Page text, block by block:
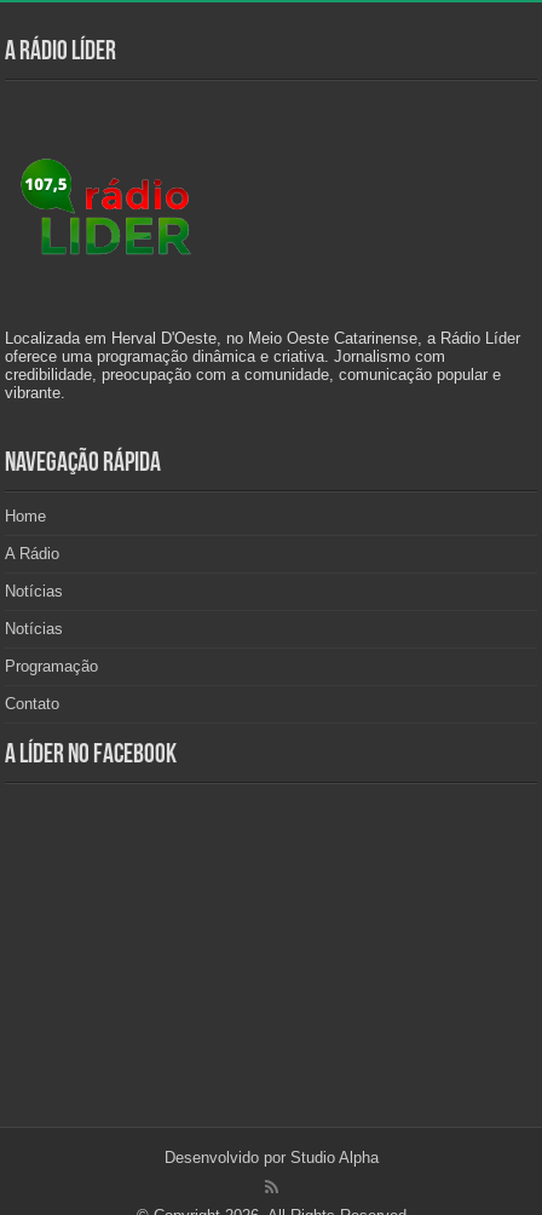
A Rádio Líder
Localizada em Herval D'Oeste, no Meio Oeste Catarinense, a Rádio Líder
oferece uma programação dinâmica e criativa. Jornalismo com
credibilidade, preocupação com a comunidade, comunicação popular e
vibrante.
Navegação Rápida
Home
A Rádio
Notícias
Notícias
Programação
Contato
A Líder no Facebook
Desenvolvido por Studio Alpha